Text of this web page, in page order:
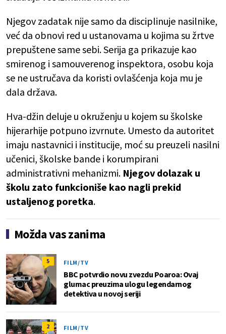
Njegov zadatak nije samo da disciplinuje nasilnike,
već da obnovi red u ustanovama u kojima su žrtve
prepuštene same sebi. Serija ga prikazuje kao
smirenog i samouverenog inspektora, osobu koja
se ne ustručava da koristi ovlašćenja koja mu je
dala država.
Hva-džin deluje u okruženju u kojem su školske
hijerarhije potpuno izvrnute. Umesto da autoritet
imaju nastavnici i institucije, moć su preuzeli nasilni
učenici, školske bande i korumpirani
administrativni mehanizmi. Njegov dolazak u
školu zato funkcioniše kao nagli prekid
ustaljenog poretka.
Možda vas zanima
5 FILM/TV
BBC potvrdio novu zvezdu Poaroa: Ovaj
glumac preuzima ulogu legendarnog
detektiva u novoj seriji
2 FILM/TV